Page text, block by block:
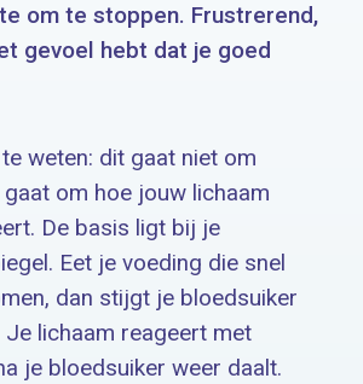
om te stoppen. Frustrerend,
gevoel hebt dat je goed
weten: dit gaat niet om
om hoe jouw lichaam
De basis ligt bij je
Eet je voeding die snel
dan stijgt je bloedsuiker
Je lichaam reageert met
je bloedsuiker weer daalt.